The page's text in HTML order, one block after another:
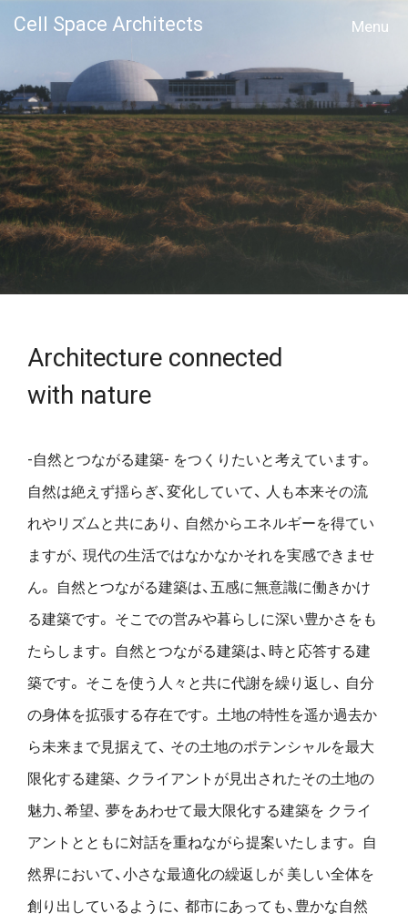
Cell Space Architects
MENU
Architecture connected
with nature
-自然とつながる建築- をつくりたいと考えています。
自然は絶えず揺らぎ、変化していて、
人も本来その流
れやリズムと共にあり、 自然からエネルギーを得てい
ますが、 現代の生活ではなかなかそれを実感できませ
ん。
自然とつながる建築は、五感に無意識に働きかけ
る建築です。 そこでの営みや暮らしに深い豊かさをも
たらします。
自然とつながる建築は、時と応答する建
築です。 そこを使う人々と共に代謝を繰り返し、 自分
の身体を拡張する存在です。 土地の特性を遥か過去か
ら未来まで見据えて、 その土地のポテンシャルを最大
限化する建築、 クライアントが見出されたその土地の
魅力、希望、 夢をあわせて最大限化する建築を クライ
アントとともに対話を重ねながら提案いたします。
自
然界において、小さな最適化の繰返しが 美しい全体を
創り出しているように、 都市にあっても、豊かな自然